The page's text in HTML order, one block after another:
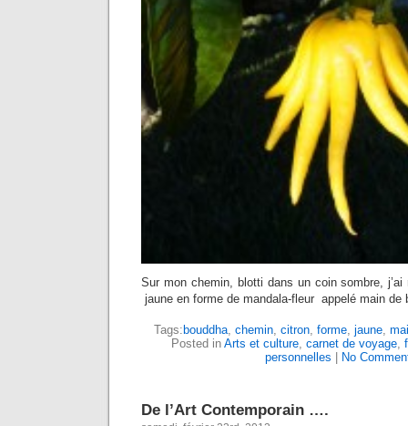
Sur mon chemin, blotti dans un coin sombre,
jaune en forme de mandala-fleur appelé main
Tags: bouddha, chemin, citron, forme, jaune,
Posted in Arts et culture, carnet de voyage,
personnelles
No
De l’Art Contemporain ….